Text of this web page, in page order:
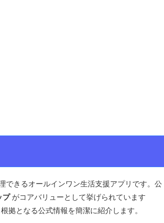
きるオールインワン生活支援アプリです。公
プがコアバリューとして挙げられています
拠となる公式情報を簡潔に紹介します。